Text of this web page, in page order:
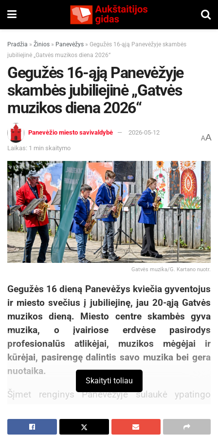
Pradžia » Žinios » Panevėžys » Gegužės 16-ąją Panevėžyje skambės
jubiliejinė „Gatvės muzikos diena 2026“
Gegužės 16-ąją Panevėžyje
skambės jubiliejinė „Gatvės
muzikos diena 2026“
Panevėžio miesto savivaldybė 2026-05-12
Laikas: 1 min skaitymo
AA
Gatvės muzika/G. Kartano nuotr.
Gegužės 16 dieną Panevėžys kviečia gyventojus
ir miesto svečius į jubiliejinę, jau 20-ąją Gatvės
muzikos dieną. Miesto centre skambės gyva
muzika, o įvairiose erdvėse pasirodys
profesionalūs atlikėjai, muzikos mėgėjai ir
kūrėjai, pasirengę dalintis savo muzika bei gera
nuotaika.
Šįmet renginys Panevėžyje sulaukė ypatingo
ir tų, kurie Gatvės muzikos dienoje dalyvaus nebe
Skaityti toliau